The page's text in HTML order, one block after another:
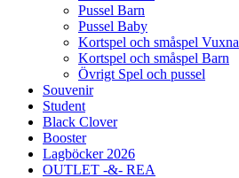
Pussel Barn
Pussel Baby
Kortspel och småspel Vuxna
Kortspel och småspel Barn
Övrigt Spel och pussel
Souvenir
Student
Black Clover
Booster
Lagböcker 2026
OUTLET -&- REA